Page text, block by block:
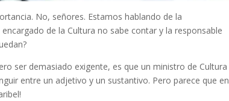
No, señores. Estamos hablando de la
de la Cultura no sabe contar y la responsable
ser demasiado exigente, es que un ministro de Cultura
entre un adjetivo y un sustantivo. Pero parece que en